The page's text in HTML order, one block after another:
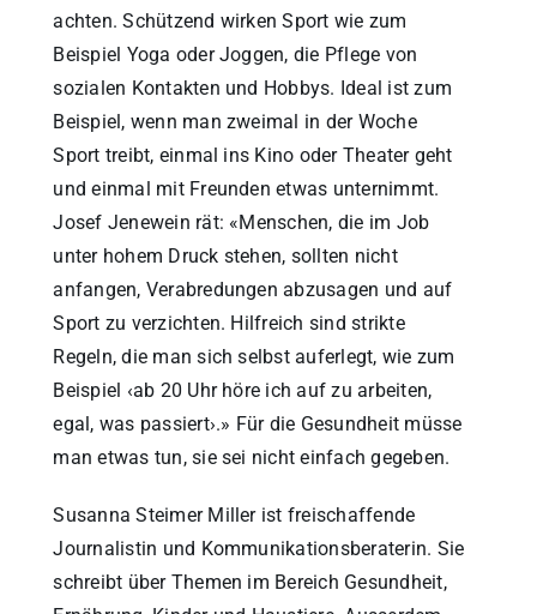
achten. Schützend wirken Sport wie zum
Beispiel Yoga oder Joggen, die Pflege von
sozialen Kontakten und Hobbys. Ideal ist zum
Beispiel, wenn man zweimal in der Woche
Sport treibt, einmal ins Kino oder Theater geht
und einmal mit Freunden etwas unternimmt.
Josef Jenewein rät: «Menschen, die im Job
unter hohem Druck stehen, sollten nicht
anfangen, Verabredungen abzusagen und auf
Sport zu verzichten. Hilfreich sind strikte
Regeln, die man sich selbst auferlegt, wie zum
Beispiel ‹ab 20 Uhr höre ich auf zu arbeiten,
egal, was passiert›.» Für die Gesundheit müsse
man etwas tun, sie sei nicht einfach gegeben.
Susanna Steimer Miller ist freischaffende
Journalistin und Kommunikationsberaterin. Sie
schreibt über Themen im Bereich Gesundheit,